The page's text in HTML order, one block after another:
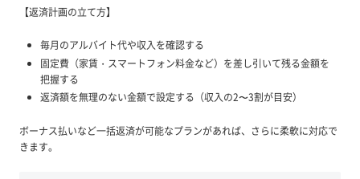
【返済計画の立て方】
毎月のアルバイト代や収入を確認する
固定費（家賃・スマートフォン料金など）を差し引いて残る金額を
把握する
返済額を無理のない金額で設定する（収入の2〜3割が目安）
ボーナス払いなど一括返済が可能なプランがあれば、さらに柔軟に対応で
きます。